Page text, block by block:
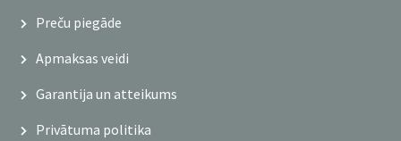
Preču piegāde
Apmaksas veidi
Garantija un atteikums
Privātuma politika